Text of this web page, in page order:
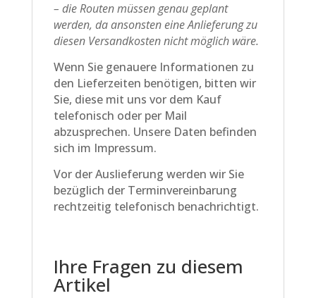
– die Routen müssen genau geplant
werden, da ansonsten eine Anlieferung zu
diesen Versandkosten nicht möglich wäre.
Wenn Sie genauere Informationen zu
den Lieferzeiten benötigen, bitten wir
Sie, diese mit uns vor dem Kauf
telefonisch oder per Mail
abzusprechen. Unsere Daten befinden
sich im Impressum.
Vor der Auslieferung werden wir Sie
bezüglich der Terminvereinbarung
rechtzeitig telefonisch benachrichtigt.
Ihre Fragen zu diesem
Artikel